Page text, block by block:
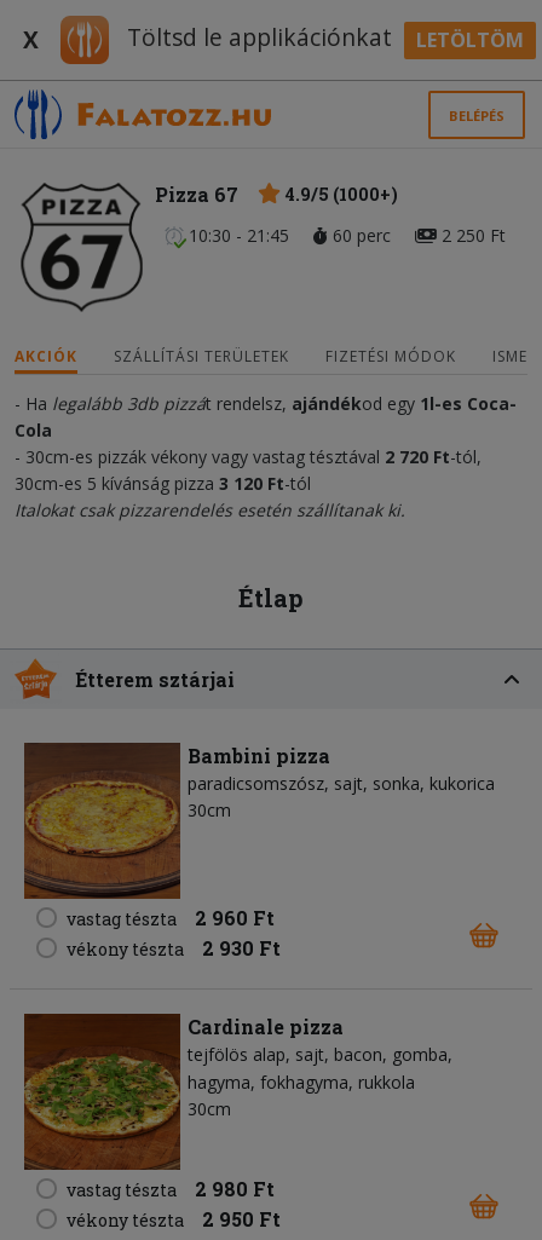
X Töltsd le applikációnkat LETÖLTÖM
BELÉPÉS
Pizza 67
4.9/5 (1000+)
10:30 - 21:45
60 perc 2 250 Ft
AKCIÓK SZÁLLÍTÁSI TERÜLETEK FIZETÉSI MÓDOK
- Ha legalább 3db pizzát rendelsz, ajándékod egy 1l-es Coca-
Cola
- 30cm-es pizzák vékony vagy vastag tésztával 2 720 Ft-tól,
30cm-es 5 kívánság pizza 3 120 Ft-tól
Italokat csak pizzarendelés esetén szállítanak ki.
Étlap
Étterem sztárjai
Bambini pizza
paradicsomszósz sajt sonka kukorica
30cm
vastag tészta 2 960 Ft
vékony tészta 2 930 Ft
Cardinale pizza
tejfölös alap sajt bacon gomba
hagyma fokhagyma rukkola
30cm
vastag tészta 2 980 Ft
vékony tészta 2 950 Ft